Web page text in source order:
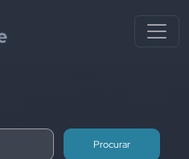
Procurar